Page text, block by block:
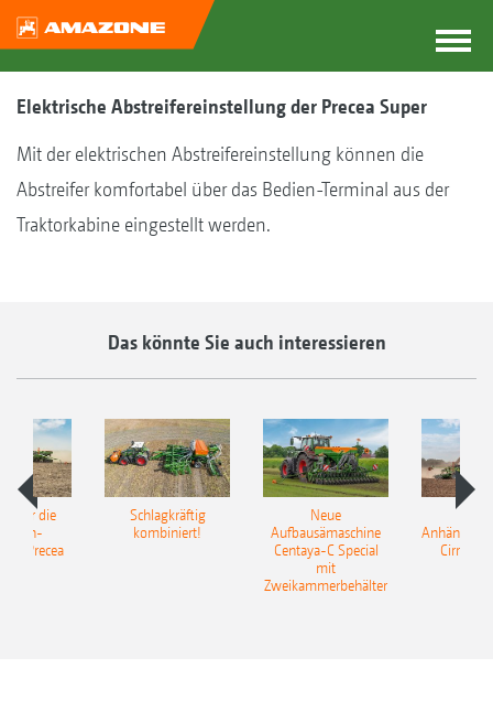
Elektrische Abstreifereinstellung der Precea Super
Mit der elektrischen Abstreifereinstellung können die
Abstreifer komfortabel über das Bedien-Terminal aus der
Traktorkabine eingestellt werden.
Das könnte Sie auch interessieren
für die
Precea
Schlagkräftig
kombiniert!
Neue
Aufbausämaschine
Centaya-C Special
mit
Zweikammerbehälter
Cirrus